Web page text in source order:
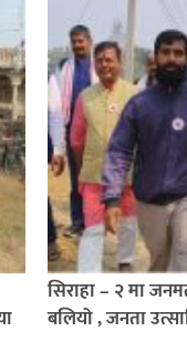
सिराहा – २ मा
बलियो , जनता